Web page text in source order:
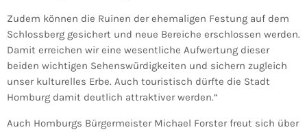
Zudem können die Ruinen der ehemaligen Festung auf dem
Schlossberg gesichert und neue Bereiche erschlossen werden.
Damit erreichen wir eine wesentliche Aufwertung dieser
beiden wichtigen Sehenswürdigkeiten und sichern zugleich
unser kulturelles Erbe. Auch touristisch dürfte die Stadt
Homburg damit deutlich attraktiver werden.“
Auch Homburgs Bürgermeister Michael Forster freut sich über